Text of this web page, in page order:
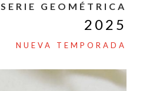
SERIE GEOMÉTRICA
2025
NUEVA TEMPORADA